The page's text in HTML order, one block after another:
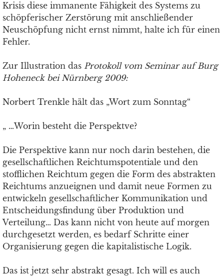
Krisis diese immanente Fähigkeit des Systems zu
schöpferischer Zerstörung mit anschließender
Neuschöpfung nicht ernst nimmt, halte ich für einen
Fehler.
Zur Illustration das Protokoll vom Seminar auf Burg
Hoheneck bei Nürnberg 2009:
Norbert Trenkle hält das „Wort zum Sonntag“
„ …Worin besteht die Perspektve?
Die Perspektive kann nur noch darin bestehen, die
gesellschaftlichen Reichtumspotentiale und den
stofflichen Reichtum gegen die Form des abstrakten
Reichtums anzueignen und damit neue Formen zu
entwickeln gesellschaftlicher Kommunikation und
Entscheidungsfindung über Produktion und
Verteilung… Das kann nicht von heute auf morgen
durchgesetzt werden, es bedarf Schritte einer
Organisierung gegen die kapitalistische Logik.
Das ist jetzt sehr abstrakt gesagt. Ich will es auch